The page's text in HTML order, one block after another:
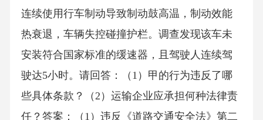
连续使用行车制动导致制动鼓高温，制动效能
热衰退，车辆失控碰撞护栏。调查发现该车未
安装符合国家标准的缓速器，且驾驶人连续驾
驶达5小时。请回答：（1）甲的行为违反了哪
些具体条款？（2）运输企业应承担何种法律责
任？答案：（1）违反《道路交通安全法》第二